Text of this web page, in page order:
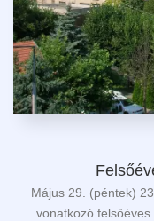
Május 29. (péntek)
vonatkozó